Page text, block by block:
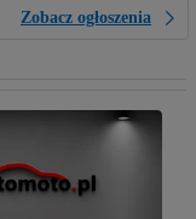
Zobacz ogłoszenia